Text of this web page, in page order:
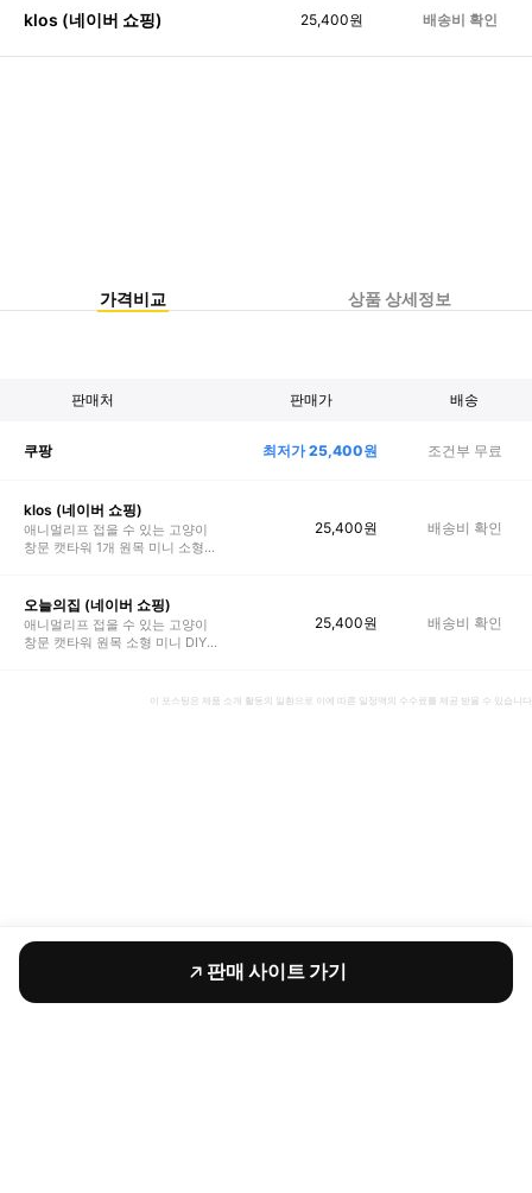
klos (네이버 쇼핑) 25,400원 배송비 확인
가격비교 상품 상세정보
판매처 판매가 배송
쿠팡 최저가25,400원 조건부 무료
klos (네이버 쇼핑)
애니멀리프 접을 수 있는 고양이
창문 캣타워 1개 원목 미니 소형
25,400원 배송비 확인
오늘의집 (네이버 쇼핑)
애니멀리프 접을 수 있는 고양이
창문 캣타워 원목 소형 미니 DIY
25,400원 배송비 확인
이 포스팅은 제품 소개 활동의 일환으로 이에 따른 일정액의 수수료를 제공 받을 수 있습니다
판매 사이트 가기